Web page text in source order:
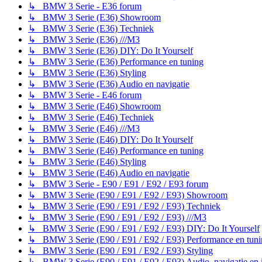
↳ BMW 3 Serie - E36 forum
↳ BMW 3 Serie (E36) Showroom
↳ BMW 3 Serie (E36) Techniek
↳ BMW 3 Serie (E36) ///M3
↳ BMW 3 Serie (E36) DIY: Do It Yourself
↳ BMW 3 Serie (E36) Performance en tuning
↳ BMW 3 Serie (E36) Styling
↳ BMW 3 Serie (E36) Audio en navigatie
↳ BMW 3 Serie - E46 forum
↳ BMW 3 Serie (E46) Showroom
↳ BMW 3 Serie (E46) Techniek
↳ BMW 3 Serie (E46) ///M3
↳ BMW 3 Serie (E46) DIY: Do It Yourself
↳ BMW 3 Serie (E46) Performance en tuning
↳ BMW 3 Serie (E46) Styling
↳ BMW 3 Serie (E46) Audio en navigatie
↳ BMW 3 Serie - E90 / E91 / E92 / E93 forum
↳ BMW 3 Serie (E90 / E91 / E92 / E93) Showroom
↳ BMW 3 Serie (E90 / E91 / E92 / E93) Techniek
↳ BMW 3 Serie (E90 / E91 / E92 / E93) ///M3
↳ BMW 3 Serie (E90 / E91 / E92 / E93) DIY: Do It Yourself
↳ BMW 3 Serie (E90 / E91 / E92 / E93) Performance en
↳ BMW 3 Serie (E90 / E91 / E92 / E93) Styling